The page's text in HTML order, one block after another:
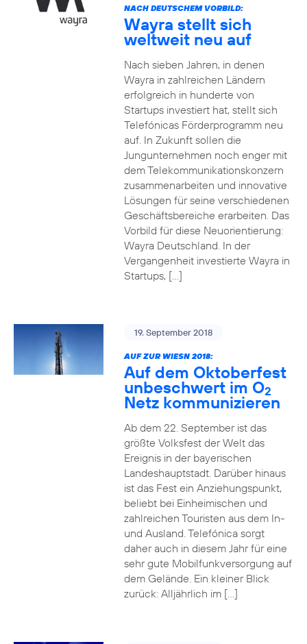
NACH DEUTSCHEM VORBILD:
Wayra stellt sich
weltweit neu auf
Nach sieben Jahren, in denen
Wayra in zahlreichen Ländern
erfolgreich in hunderte von
Startups investiert hat, stellt sich
Telefónicas Förderprogramm neu
auf. In Zukunft sollen die
Jungunternehmen noch enger mit
dem Telekommunikationskonzern
zusammenarbeiten und innovative
Lösungen für seine verschiedenen
Geschäftsbereiche erarbeiten. Das
Vorbild für diese Neuorientierung:
Wayra Deutschland. In der
Vergangenheit investierte Wayra in
Startups, […]
19. September 2018
AUF ZUR WIESN 2018:
Auf dem Oktoberfest
unbeschwert im O2
Netz kommunizieren
Ab dem 22. September ist das
größte Volksfest der Welt das
Ereignis in der bayerischen
Landeshauptstadt. Darüber hinaus
ist das Fest ein Anziehungspunkt,
beliebt bei Einheimischen und
zahlreichen Touristen aus dem In-
und Ausland. Telefónica sorgt
daher auch in diesem Jahr für eine
sehr gute Mobilfunkversorgung auf
dem Gelände. Ein kleiner Blick
zurück: Alljährlich im […]